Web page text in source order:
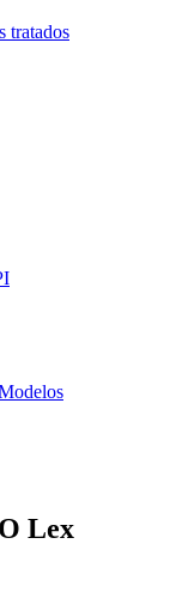
tratados
Lex